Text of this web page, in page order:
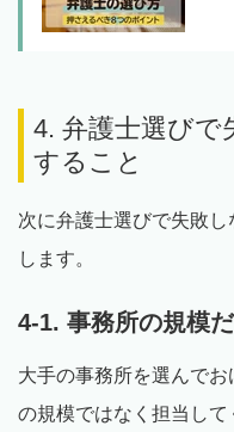
4. 弁護士選びで
すること
次に弁護士選びで失敗
します。
4-1. 事務所の規模
大手の事務所を選んで
の規模ではなく担当し